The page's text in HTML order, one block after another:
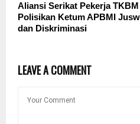
Aliansi Serikat Pekerja
Polisikan Ketum APBMI
dan Diskriminasi
LEAVE A COMMENT